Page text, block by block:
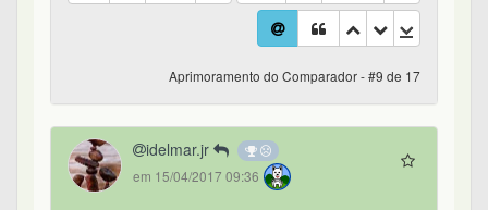
Aprimoramento do Comparador - #9 de 17
idelmar.jr
em 15/04/2017 09:36